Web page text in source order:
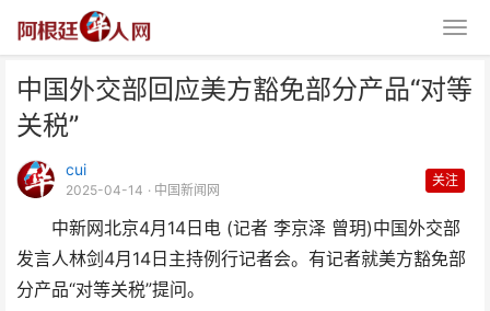
中国外交部回应美方豁免部分产品“对等
关税”
cui
2025-04-14 · 中国新闻网
关注
中新网北京4月14日电 (记者 李京泽 曾玥)中国外交部
发言人林剑4月14日主持例行记者会。有记者就美方豁免部
分产品“对等关税”提问。
中国外交部回应美方豁免部分产品
“对等关税”